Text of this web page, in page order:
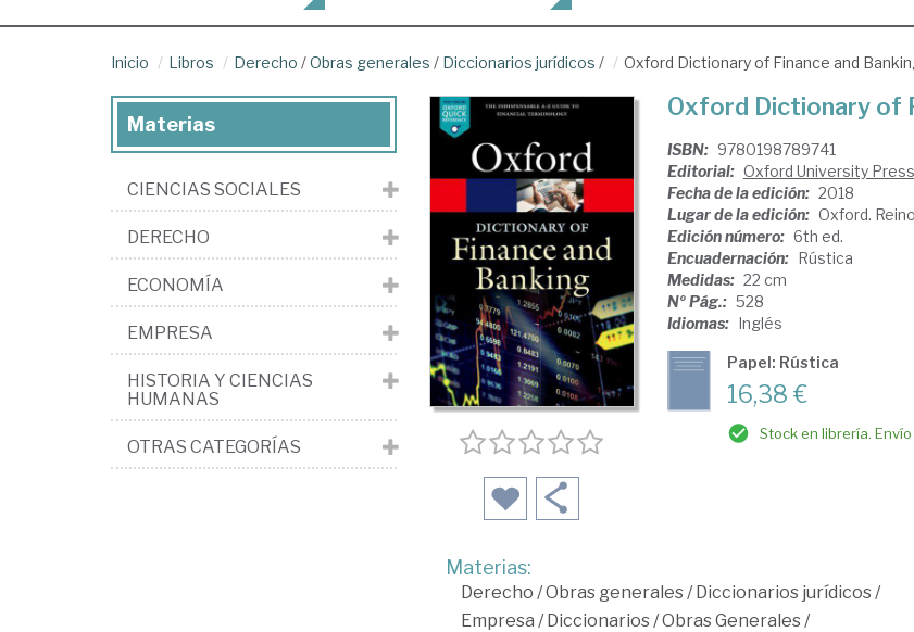
Inicio Libros Derecho /Obras generales / Diccionarios jurídicos / Oxford Dictionary of Finance and
Oxford Dictionary of
ISBN: 9780198789741
Editorial: Oxford University Press
Fecha de la edición: 2018
Lugar de la edición: Oxford.
Edición número: 6th ed.
Encuadernación: Rústica
Medidas: 22 cm
Nº Pág.: 528
Idiomas: Inglés
Papel: Rústica
16,38 €
Stock en librería.
Materias:
Derecho /Obras generales/Diccionarios jurídicos/
Empresa /Diccionarios/Obras Generales/
Materias
CIENCIAS SOCIALES
DERECHO
ECONOMÍA
EMPRESA
HISTORIA Y CIENCIAS
HUMANAS
OTRAS CATEGORÍAS